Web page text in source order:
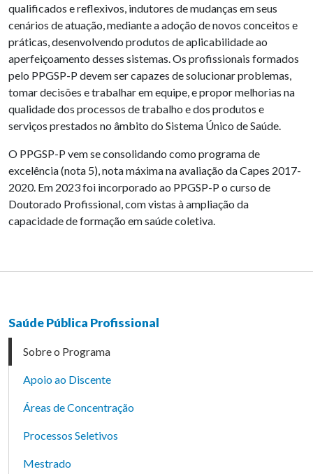
qualificados e reflexivos, indutores de mudanças em seus
cenários de atuação, mediante a adoção de novos conceitos e
práticas, desenvolvendo produtos de aplicabilidade ao
aperfeiçoamento desses sistemas. Os profissionais formados
pelo PPGSP-P devem ser capazes de solucionar problemas,
tomar decisões e trabalhar em equipe, e propor melhorias na
qualidade dos processos de trabalho e dos produtos e
serviços prestados no âmbito do Sistema Único de Saúde.
O PPGSP-P vem se consolidando como programa de
excelência (nota 5), nota máxima na avaliação da Capes 2017-
2020. Em 2023 foi incorporado ao PPGSP-P o curso de
Doutorado Profissional, com vistas à ampliação da
capacidade de formação em saúde coletiva.
Saúde Pública Profissional
Sobre o Programa
Apoio ao Discente
Áreas de Concentração
Processos Seletivos
Mestrado